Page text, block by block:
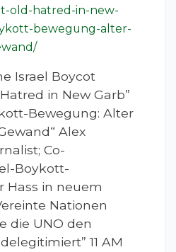
old-hatred-in-new-
bewegung-alter-
Israel Boycot
in New Garb”
Bewegung: Alter
Alex
Co-
Boykott-
Hass in neuem
Nationen
die UNO den
11 AM